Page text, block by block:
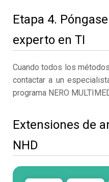
Etapa 4.
experto en TI
Cuando todos los
contactar a un
programa NERO
Extensiones de
NHD